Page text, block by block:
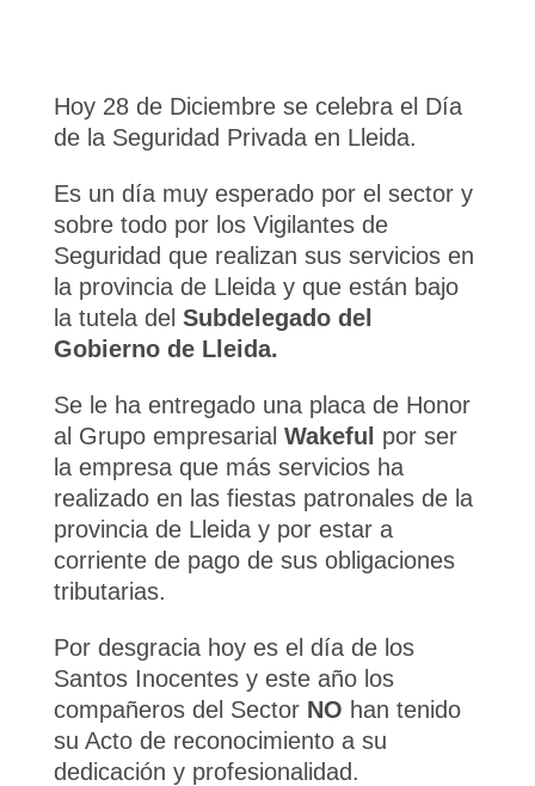
Hoy 28 de Diciembre se celebra el Día
de la Seguridad Privada en Lleida.
Es un día muy esperado por el sector y
sobre todo por los Vigilantes de
Seguridad que realizan sus servicios en
la provincia de Lleida y que están bajo
la tutela del Subdelegado del
Gobierno de Lleida.
Se le ha entregado una placa de Honor
al Grupo empresarial Wakeful
por ser
la empresa que más servicios ha
realizado en las fiestas patronales de la
provincia de Lleida y por estar a
corriente de pago de sus obligaciones
tributarias.
Por desgracia hoy es el día de los
Santos Inocentes y este año los
compañeros del Sector NO han tenido
su Acto de reconocimiento a su
dedicación y profesionalidad.